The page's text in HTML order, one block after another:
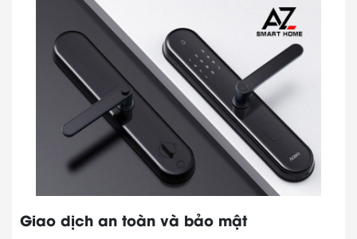
Giao dịch an toàn và bảo mật